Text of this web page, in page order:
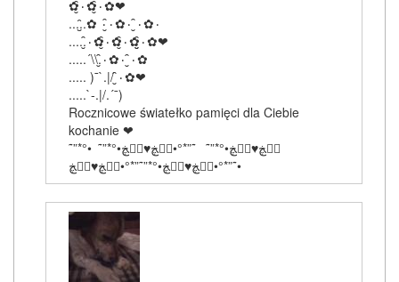
✿۰̮̑✿۰̮̑✿❤
.....̮̑✿ ۰۰̮̑✿۰ ۰̮̑✿۰
.....۰̮̑✿۰̮̑✿۰̮̑✿۰̮̮̑✿❤
.....´\\.۰̮̑✿۰ ۰̮̑✿
..... )¯`.|/ ۰̮̑✿❤
.....`-.|/.´¯)
Rocznicowe światełko pamięci dla Ciebie
kochanie ❤
˜”*°•ڰۣڿ♥ڰۣڿ•°*”˜ ˜”*°•ڰۣڿ♥ڰۣڿ•°*”˜
˜”*°•ڰۣڿ♥ڰۣڿ•°*”˜”*°•ڰۣڿ♥ڰۣڿ•